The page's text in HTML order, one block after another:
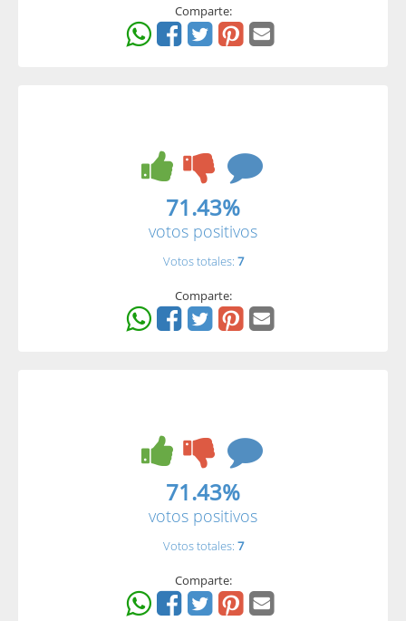
Comparte:
71.43%
votos positivos
Votos totales: 7
Comparte:
71.43%
votos positivos
Votos totales: 7
Comparte: